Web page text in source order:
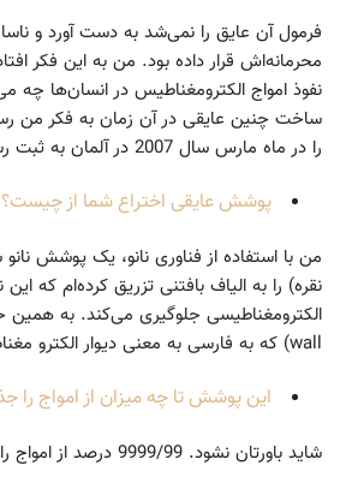
فرمول آن عایق را نمی‌شد به دست آورد و
محرمانه‌اش قرار داده بود. من به این فکر
نفوذ امواج الکترومغناطیس در انسان‌ها چه
ساخت چنین عایقی در آن زمان به فکر من
را در ماه مارس سال 2007 در آلمان به ثبت رساندم.
پوشش عایقی اختراع شما از چیست؟
من با استفاده از فناوری نانو، یک پوشش نانو
نقره) را به الیاف بافتنی تزریق کرده‌ام که این
wall) که به فارسی به معنی دیوار الکترو مغناطیسی است، گذاشتم.
این پوشش تا چه میزان از امواج را
شاید باورتان نشود. 9999/99 درصد از امواج را می‌گیرد.